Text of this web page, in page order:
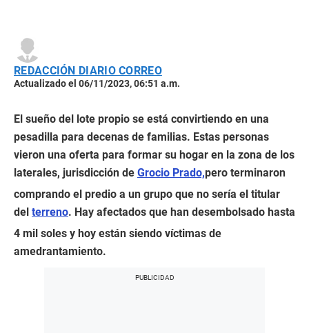
REDACCIÓN DIARIO CORREO
Actualizado el 06/11/2023, 06:51 a.m.
El sueño del lote propio se está convirtiendo en una
pesadilla para decenas de familias. Estas personas
vieron una oferta para formar su hogar en la zona de los
laterales, jurisdicción de Grocio Prado,pero terminaron
comprando el predio a un grupo que no sería el titular
del terreno. Hay afectados que han desembolsado hasta
4 mil soles y hoy están siendo víctimas de
amedrantamiento.